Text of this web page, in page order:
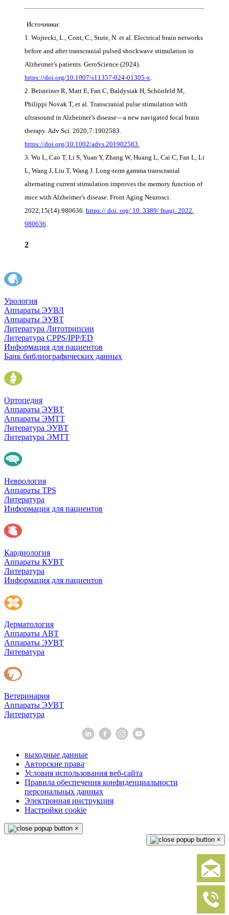
Источники:
1. Wojtecki, L., Cont, C., Stute, N. et al. Electrical brain networks
before and after transcranial pulsed shockwave stimulation in
Alzheimer’s patients. GeroScience (2024).
https://doi.org/10.1007/s11357-024-01305-x.
2. Beisteiner R, Matt E, Fan C, Baldysiak H, Schönfeld M,
Philippi Novak T, et al. Transcranial pulse stimulation with
ultrasound in Alzheimer’s disease—a new navigated focal brain
therapy. Adv Sci. 2020;7:1902583.
https://doi.org/10.1002/advs.201902583.
3. Wu L, Cao T, Li S, Yuan Y, Zhang W, Huang L, Cai C, Fan L, Li
L, Wang J, Liu T, Wang J. Long-term gamma transcranial
alternating current stimulation improves the memory function of
mice with Alzheimer’s disease. Front Aging Neurosci.
2022;15(14):980636. https:// doi. org/ 10. 3389/ fnagi. 2022.
980636.
2
Урология
Аппараты ЭУВЛ
Аппараты ЭУВТ
Литература Литотрипсии
Литература CPPS/IPP/ED
Информация для пациентов
Банк библиографических данных
Ортопедия
Аппараты ЭУВТ
Аппараты ЭМТТ
Литература ЭУВТ
Литература ЭМТТ
Неврология
Аппараты TPS
Литература
Информация для пациентов
Кардиология
Аппараты КУВТ
Литература
Информация для пациентов
Дерматология
Аппараты АВТ
Аппараты ЭУВТ
Литература
Ветеринария
Аппараты ЭУВТ
Литература
выходные данные
Авторские права
Условия использования веб-сайта
Правила обеспечения конфиденциальности
персональных данных
Электронная инструкция
Настройки cookie
×
×